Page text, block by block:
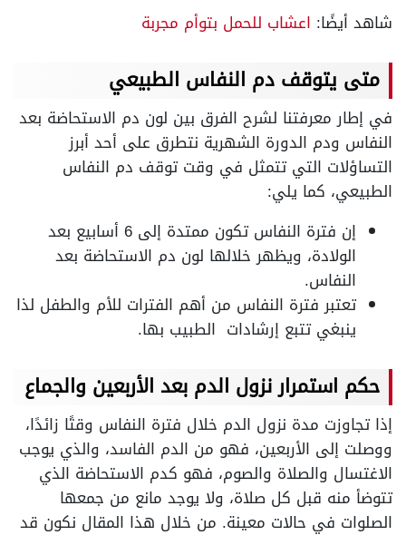
شاهد أيضًا: اعشاب للحمل بتوأم مجربة
متى يتوقف دم النفاس الطبيعي
في إطار معرفتنا لشرح الفرق بين لون دم الاستحاضة بعد
النفاس ودم الدورة الشهرية نتطرق على أحد أبرز
التساؤلات التي تتمثل في وقت توقف دم النفاس
الطبيعي، كما يلي:
إن فترة النفاس تكون ممتدة إلى 6 أسابيع بعد
الولادة، ويظهر خلالها لون دم الاستحاضة بعد
النفاس.
تعتبر فترة النفاس من أهم الفترات للأم والطفل لذا
ينبغي تتبع إرشادات الطبيب بها.
حكم استمرار نزول الدم بعد الأربعين والجماع
إذا تجاوزت مدة نزول الدم خلال فترة النفاس وقتًا زائدًا،
ووصلت إلى الأربعين، فهو من الدم الفاسد، والذي يوجب
الاغتسال والصلاة والصوم، فهو كدم الاستحاضة الذي
تتوضأ منه قبل كل صلاة، ولا يوجد مانع من جمعها
الصلوات في حالات معينة. من خلال هذا المقال نكون قد